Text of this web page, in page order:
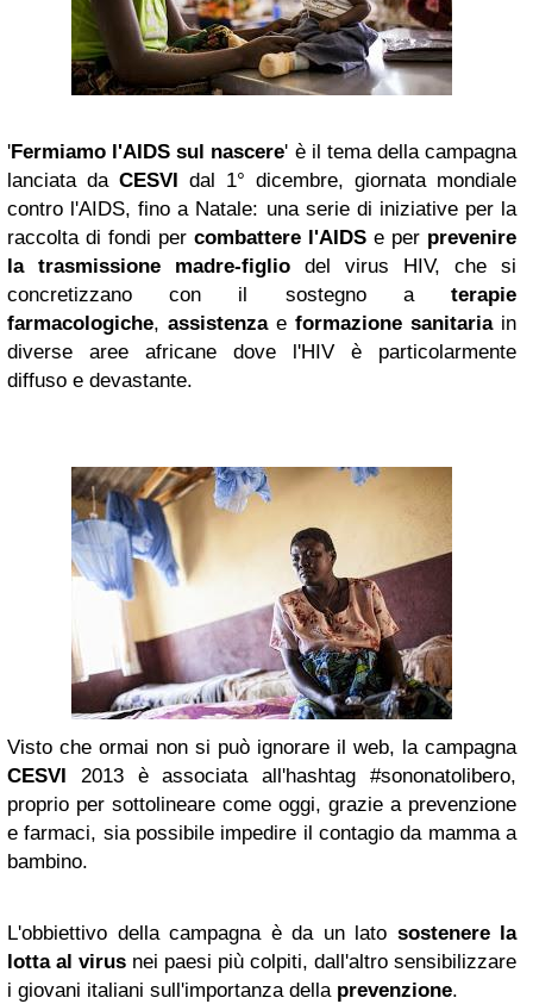
'Fermiamo l'AIDS sul nascere' è il tema della campagna
lanciata da CESVI dal 1° dicembre, giornata mondiale
contro l'AIDS, fino a Natale: una serie di iniziative per la
raccolta di fondi per combattere l'AIDS e per prevenire
la trasmissione madre-figlio del virus HIV, che si
concretizzano con il sostegno a terapie
farmacologiche, assistenza e formazione sanitariain
diverse aree africane dove l'HIV è particolarmente
diffuso e devastante.
Visto che ormai non si può ignorare il web, la campagna
CESVI 2013 è associata all'hashtag #sononatolibero,
proprio per sottolineare come oggi, grazie a prevenzione
e farmaci, sia possibile impedire il contagio da mamma a
bambino.
L'obbiettivo della campagna è da un lato sostenere la
lotta al virus nei paesi più colpiti, dall'altro sensibilizzare
i giovani italiani sull'importanza della prevenzione.